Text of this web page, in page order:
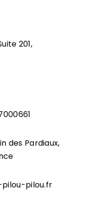
201,
des Pardiaux,
pilou.fr